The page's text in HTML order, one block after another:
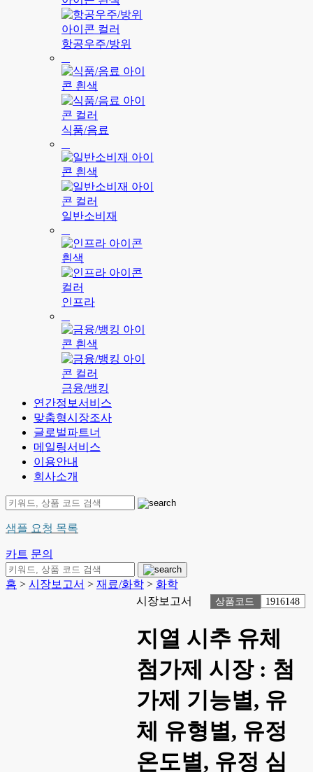
항공우주/방위
식품/음료
일반소비재
인프라
금융/뱅킹
연간정보서비스
맞춤형시장조사
글로벌파트너
메일링서비스
이용안내
회사소개
샘플 요청 목록
카트 문의
홈 > 시장보고서 > 재료/화학 > 화학
시장보고서
상품코드 1916148
지열 시추 유체
첨가제 시장 : 첨
가제 기능별, 유
체 유형별, 유정
온도별, 유정 심